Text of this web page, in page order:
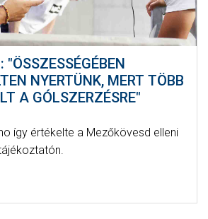
NYERTÜNK, MERT TÖBB
A GÓLSZERZÉSRE"
így értékelte a Mezőkövesd elleni